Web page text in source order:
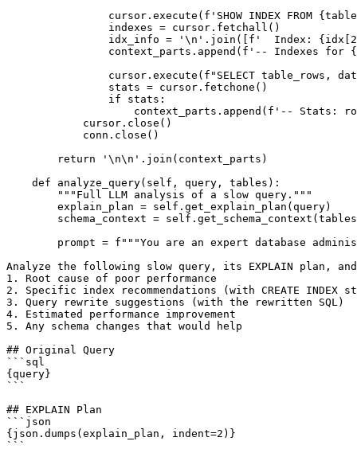
cursor.execute(f'SHOW INDEX FROM
                indexes = cursor.fetchall()
idx_info = '\n'.join([f'  Index:
context_parts.append(f'-- Indexes for
cursor.execute(f"SELECT table_rows,
                stats = cursor.fetchone()
                if stats:
context_parts.append(f'-- Stats:
            cursor.close()
            conn.close()
        return '\n\n'.join(context_parts)
    def analyze_query(self, query, tables):
        """Full LLM analysis of a slow query."""
        explain_plan = self.get_explain_plan(query)
schema_context =
prompt = f"""You are an expert database
Analyze the following slow query, its EXPLAIN plan,
1. Root cause of poor performance
2. Specific index recommendations (with CREATE INDEX
3. Query rewrite suggestions (with the rewritten SQL)
4. Estimated performance improvement
5. Any schema changes that would help
## Original Query
```sql
{query}
```
## EXPLAIN Plan
```json
{json.dumps(explain_plan, indent=2)}
```